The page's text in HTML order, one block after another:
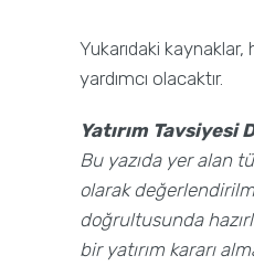
Yukarıdaki
yardımcı olacaktır.
Yatırım Tavsiyesi
Bu yazıda yer alan
olarak
doğrultusunda
bir yatırım kararı